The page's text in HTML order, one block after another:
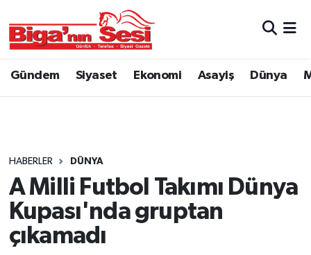
Gündem Siyaset Ekonomi Asayiş Dünya
HABERLER DÜNYA
A Milli Futbol Takımı Dünya
Kupası'nda gruptan
çıkamadı
Asayiş
Belediye
Dünya
Eğitim
Çanakkale Hava Durumu
Tüm Manşetler
Son Dakika Haberleri
Haber Arşivi